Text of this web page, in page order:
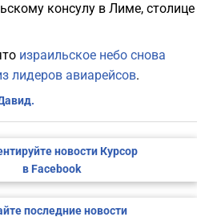
консулу в Лиме, столице
израильское небо снова
лидеров авиарейсов.
новости Курсор
в Facebook
последние новости